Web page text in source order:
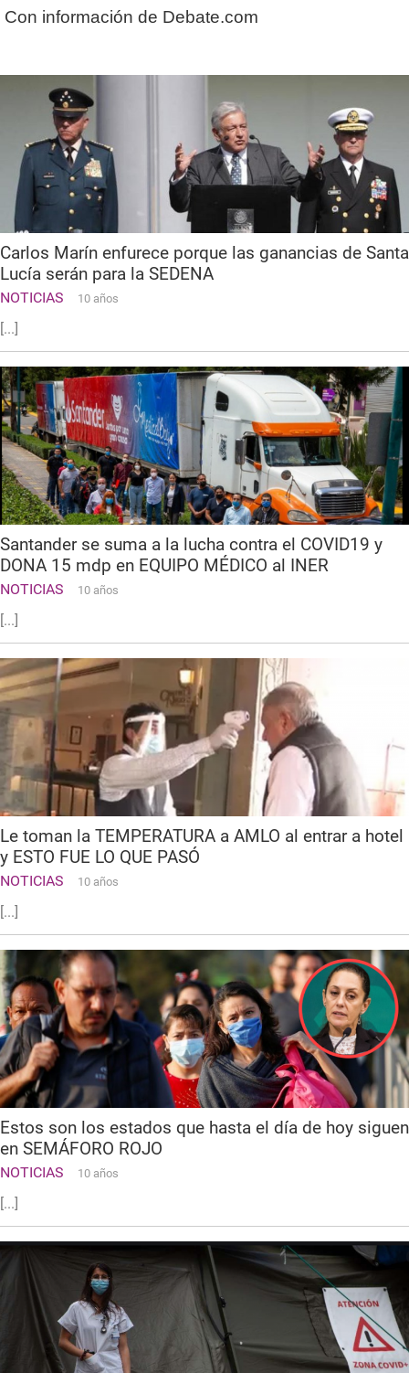
Con información de Debate.com
Carlos Marín enfurece porque las ganancias de Santa
Lucía serán para la SEDENA
NOTICIAS 10 años
[...]
Santander se suma a la lucha contra el COVID19 y
DONA 15 mdp en EQUIPO MÉDICO al INER
NOTICIAS 10 años
[...]
Le toman la TEMPERATURA a AMLO al entrar a hotel
y ESTO FUE LO QUE PASÓ
NOTICIAS 10 años
[...]
Estos son los estados que hasta el día de hoy siguen
en SEMÁFORO ROJO
NOTICIAS 10 años
[...]